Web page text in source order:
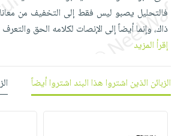
العناية
بالأسنان
الحمية
أدوات
المائدة
الأوعية
والتخزين
أدوات
الأكثر
مبيعاً
العودة
اكسسوارات
كتب
اكسسوارات
شحن
مجاني
بنود
مختارة
اشتراكات
كل
الاشتراكات
بحث
متقدم
فالتحليل يصبو ليس فقط إلى التخفيف من
ذاك، وإنما أيضاً إلى الإنصات لكلامه الحق والتعرف
إقرأ المزيد
الزبائن الذين اشتروا هذا البند اشتروا أيضاً